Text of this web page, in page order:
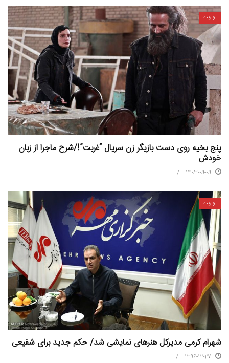
واریته
پنج بخیه روی دست بازیگر زن سریال “غربت”!/شرح ماجرا از زبان
خودش
1403-09-09
واریته
شهرام کرمی مدیرکل هنرهای نمایشی شد/ حکم جدید برای شفیعی
1396-12-27